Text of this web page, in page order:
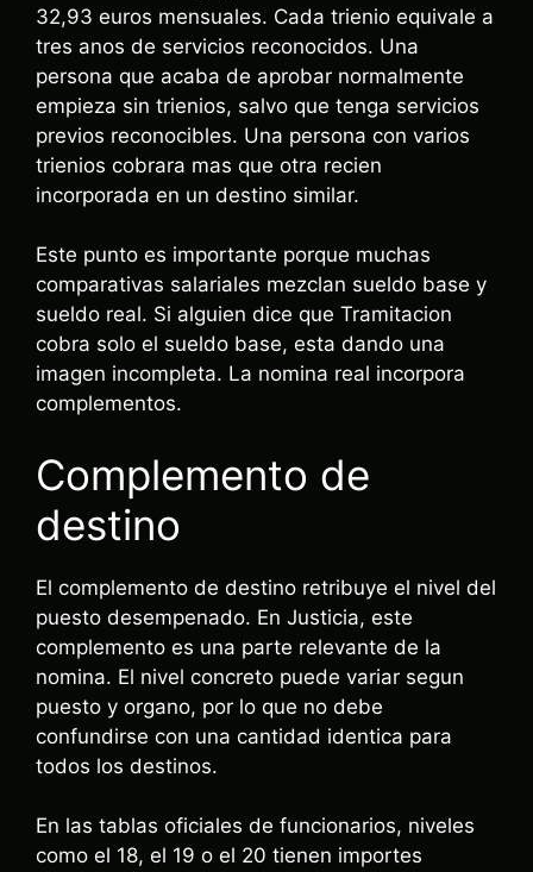
32,93 euros mensuales. Cada trienio equivale a
tres anos de servicios reconocidos. Una
persona que acaba de aprobar normalmente
empieza sin trienios, salvo que tenga servicios
previos reconocibles. Una persona con varios
trienios cobrara mas que otra recien
incorporada en un destino similar.
Este punto es importante porque muchas
comparativas salariales mezclan sueldo base y
sueldo real. Si alguien dice que Tramitacion
cobra solo el sueldo base, esta dando una
imagen incompleta. La nomina real incorpora
complementos.
Complemento de
destino
El complemento de destino retribuye el nivel del
puesto desempenado. En Justicia, este
complemento es una parte relevante de la
nomina. El nivel concreto puede variar segun
puesto y organo, por lo que no debe
confundirse con una cantidad identica para
todos los destinos.
En las tablas oficiales de funcionarios, niveles
como el 18, el 19 o el 20 tienen importes